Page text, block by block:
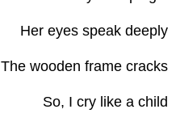
Her eyes speak deeply
The wooden frame cracks
So, I cry like a child